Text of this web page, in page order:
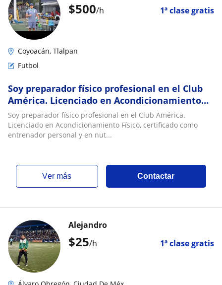
$500/h 1ª clase gratis
Coyoacán, Tlalpan
Futbol
Soy preparador físico profesional en el Club
América. Licenciado en Acondicionamiento
Físico, certificado como entrenador personal
y en nutrición
Soy preparador físico profesional en el Club América.
Licenciado en Acondicionamiento Físico, certificado como
entrenador personal y en nut...
ver más Contactar
$25/h 1ª clase gratis
Alejandro